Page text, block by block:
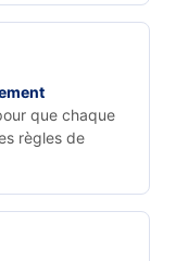
que chaque
règles de